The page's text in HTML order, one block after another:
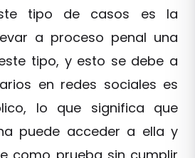
tipo de casos es la
a proceso penal una
tipo, y esto se debe a
en redes sociales es
lo que significa que
puede acceder a ella y